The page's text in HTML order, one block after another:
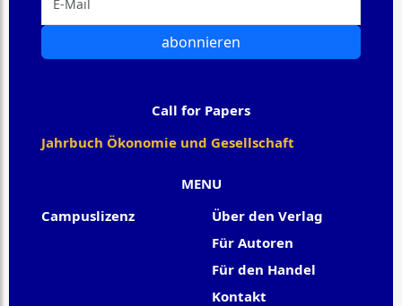
MENU
Campuslizenz
Über den Verlag
Für Autoren
Für den Handel
Kontakt
abonnieren
Call for Papers
Jahrbuch Ökonomie und Gesellschaft